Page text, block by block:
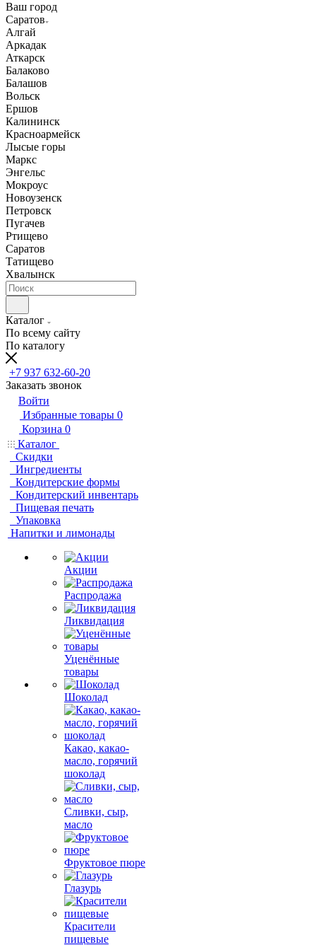
Ваш город
Саратов
Алгай
Аркадак
Аткарск
Балаково
Балашов
Вольск
Ершов
Калининск
Красноармейск
Лысые горы
Маркс
Энгельс
Мокроус
Новоузенск
Петровск
Пугачев
Ртищево
Саратов
Татищево
Хвалынск
Каталог
По всему сайту
По каталогу
+7 937 632-60-20
Заказать звонок
Войти
Избранные товары 0
Корзина 0
Каталог
Скидки
Ингредиенты
Кондитерские формы
Кондитерский инвентарь
Пищевая печать
Упаковка
Напитки и лимонады
Акции
Распродажа
Ликвидация
Уценённые
товары
Шоколад
Какао, какао-
масло, горячий
шоколад
Сливки, сыр,
масло
Фруктовое пюре
Глазурь
Красители
пищевые